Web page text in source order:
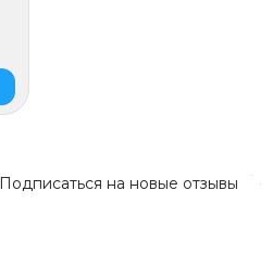
Подписаться на новые отзывы